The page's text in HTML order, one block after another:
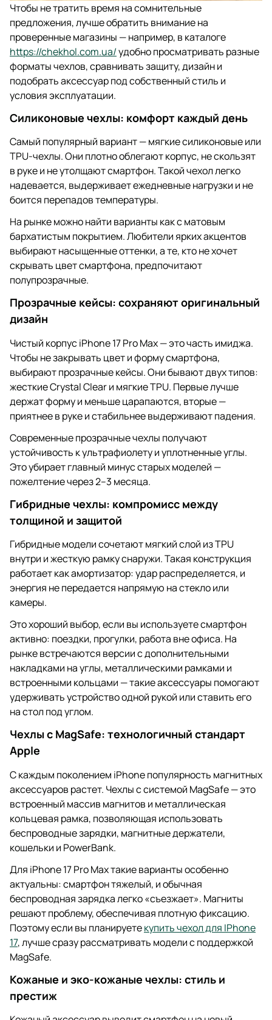
Чтобы не тратить время на сомнительные
предложения, лучше обратить внимание на
проверенные магазины — например, в каталоге
https://chekhol.com.ua/удобно просматривать разные
форматы чехлов, сравнивать защиту, дизайн и
подобрать аксессуар под собственный стиль и
условия эксплуатации.
Силиконовые чехлы: комфорт каждый день
Самый популярный вариант — мягкие силиконовые или
TPU-чехлы. Они плотно облегают корпус, не скользят
в руке и не утолщают смартфон. Такой чехол легко
надевается, выдерживает ежедневные нагрузки и не
боится перепадов температуры.
На рынке можно найти варианты как с матовым
бархатистым покрытием. Любители ярких акцентов
выбирают насыщенные оттенки, а те, кто не хочет
скрывать цвет смартфона, предпочитают
полупрозрачные.
Прозрачные кейсы: сохраняют оригинальный
дизайн
Чистый корпус iPhone 17 Pro Max — это часть имиджа.
Чтобы не закрывать цвет и форму смартфона,
выбирают прозрачные кейсы. Они бывают двух типов:
жесткие Crystal Clear и мягкие TPU. Первые лучше
держат форму и меньше царапаются, вторые —
приятнее в руке и стабильнее выдерживают падения.
Современные прозрачные чехлы получают
устойчивость к ультрафиолету и уплотненные углы.
Это убирает главный минус старых моделей —
пожелтение через 2–3 месяца.
Гибридные чехлы: компромисс между
толщиной и защитой
Гибридные модели сочетают мягкий слой из TPU
внутри и жесткую рамку снаружи. Такая конструкция
работает как амортизатор: удар распределяется, и
энергия не передается напрямую на стекло или
камеры.
Это хороший выбор, если вы используете смартфон
активно: поездки, прогулки, работа вне офиса. На
рынке встречаются версии с дополнительными
накладками на углы, металлическими рамками и
встроенными кольцами — такие аксессуары помогают
удерживать устройство одной рукой или ставить его
на стол под углом.
Чехлы с MagSafe: технологичный стандарт
Apple
С каждым поколением iPhone популярность магнитных
аксессуаров растет. Чехлы с системой MagSafe — это
встроенный массив магнитов и металлическая
кольцевая рамка, позволяющая использовать
беспроводные зарядки, магнитные держатели,
кошельки и PowerBank.
Для iPhone 17 Pro Max такие варианты особенно
актуальны: смартфон тяжелый, и обычная
беспроводная зарядка легко «съезжает». Магниты
решают проблему, обеспечивая плотную фиксацию.
Поэтому если вы планируетекупить чехол для IPhone
17, лучше сразу рассматривать модели с поддержкой
MagSafe.
Кожаные и эко-кожаные чехлы: стиль и
престиж